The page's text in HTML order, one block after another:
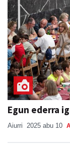
Egun ederra
Aiurri 2025 abu 10